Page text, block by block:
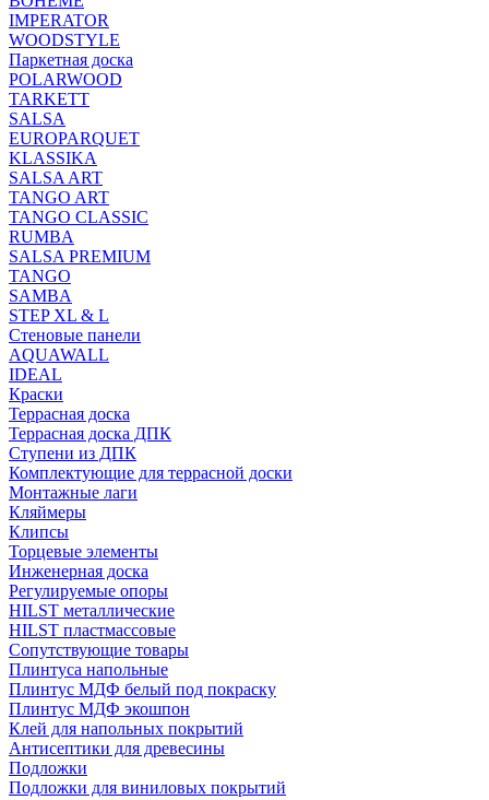
IMPERATOR
WOODSTYLE
Паркетная доска
POLARWOOD
TARKETT
SALSA
EUROPARQUET
KLASSIKA
SALSA ART
TANGO ART
TANGO CLASSIC
RUMBA
SALSA PREMIUM
TANGO
SAMBA
STEP XL & L
Стеновые панели
AQUAWALL
IDEAL
Краски
Террасная доска
Террасная доска ДПК
Ступени из ДПК
Комплектующие для террасной доски
Монтажные лаги
Кляймеры
Клипсы
Торцевые элементы
Инженерная доска
Регулируемые опоры
HILST металлические
HILST пластмассовые
Сопутствующие товары
Плинтуса напольные
Плинтус МДФ белый под покраску
Плинтус МДФ экошпон
Клей для напольных покрытий
Антисептики для древесины
Подложки
Подложки для виниловых покрытий